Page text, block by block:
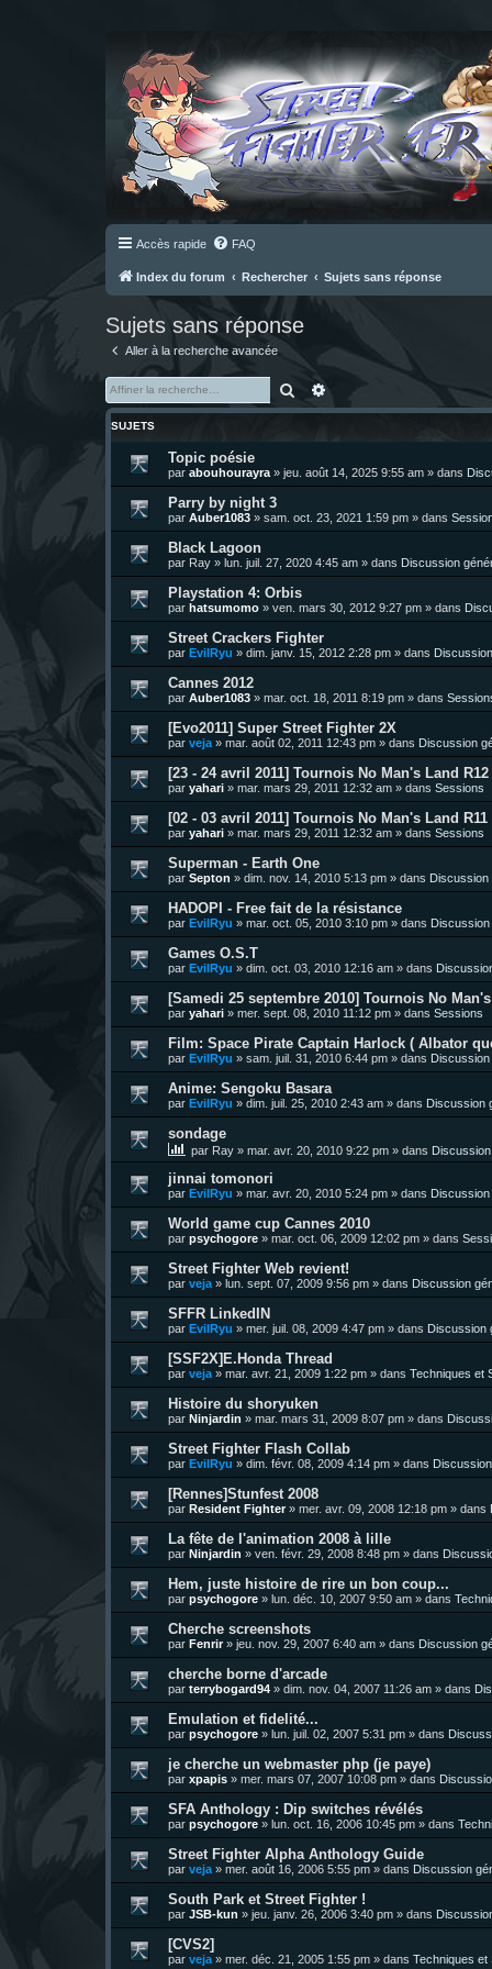
Accès rapide FAQ
Index du forum Rechercher Sujets sans réponse
Sujets sans réponse
Aller à la recherche avancée
Rechercher
Recherche avancée
SUJETS
Topic poésie
par abouhourayra » jeu. août 14, 2025 9:55 am » dans
Parry by night 3
par Auber1083 » sam. oct. 23, 2021 1:59 pm » dans
Black Lagoon
par Ray » lun. juil. 27, 2020 4:45 am » dans Discussion
Playstation 4: Orbis
par hatsumomo » ven. mars 30, 2012 9:27 pm » dans
Street Crackers Fighter
par EvilRyu » dim. janv. 15, 2012 2:28 pm » dans
Cannes 2012
par Auber1083 » mar. oct. 18, 2011 8:19 pm » dans
[Evo2011] Super Street Fighter 2X
par veja » mar. août 02, 2011 12:43 pm » dans Discussion
[23 - 24 avril 2011] Tournois No Man's Land
par yahari » mar. mars 29, 2011 12:32 am » dans Sessions
[02 - 03 avril 2011] Tournois No Man's Land
par yahari » mar. mars 29, 2011 12:32 am » dans Sessions
Superman - Earth One
par Septon » dim. nov. 14, 2010 5:13 pm » dans Discussion
HADOPI - Free fait de la résistance
par EvilRyu » mar. oct. 05, 2010 3:10 pm » dans
Games O.S.T
par EvilRyu » dim. oct. 03, 2010 12:16 am » dans
[Samedi 25 septembre 2010] Tournois No
par yahari » mer. sept. 08, 2010 11:12 pm » dans Sessions
Film: Space Pirate Captain Harlock ( Albator
par EvilRyu » sam. juil. 31, 2010 6:44 pm » dans
Anime: Sengoku Basara
par EvilRyu » dim. juil. 25, 2010 2:43 am » dans Discussion
sondage
par Ray » mar. avr. 20, 2010 9:22 pm » dans
jinnai tomonori
par EvilRyu » mar. avr. 20, 2010 5:24 pm » dans
World game cup Cannes 2010
par psychogore » mar. oct. 06, 2009 12:02 pm » dans
Street Fighter Web revient!
par veja » lun. sept. 07, 2009 9:56 pm » dans Discussion
SFFR LinkedIN
par EvilRyu » mer. juil. 08, 2009 4:47 pm » dans Discussion
[SSF2X]E.Honda Thread
par veja » mar. avr. 21, 2009 1:22 pm » dans Techniques et
Histoire du shoryuken
par Ninjardin » mar. mars 31, 2009 8:07 pm » dans
Street Fighter Flash Collab
par EvilRyu » dim. févr. 08, 2009 4:14 pm » dans
[Rennes]Stunfest 2008
par Resident Fighter» mer. avr. 09, 2008 12:18 pm » dans
La fête de l'animation 2008 à lille
par Ninjardin » ven. févr. 29, 2008 8:48 pm » dans
Hem, juste histoire de rire un bon coup...
par psychogore » lun. déc. 10, 2007 9:50 am » dans
Cherche screenshots
par Fenrir» jeu. nov. 29, 2007 6:40 am » dans Discussion
cherche borne d'arcade
par terrybogard94 » dim. nov. 04, 2007 11:26 am » dans
Emulation et fidelité...
par psychogore » lun. juil. 02, 2007 5:31 pm » dans
je cherche un webmaster php (je paye)
par xpapis » mer. mars 07, 2007 10:08 pm » dans
SFA Anthology : Dip switches révélés
par psychogore » lun. oct. 16, 2006 10:45 pm » dans
Street Fighter Alpha Anthology Guide
par veja » mer. août 16, 2006 5:55 pm » dans Discussion
South Park et Street Fighter !
par JSB-kun » jeu. janv. 26, 2006 3:40 pm » dans
[CVS2]
par veja » mer. déc. 21, 2005 1:55 pm » dans Techniques et